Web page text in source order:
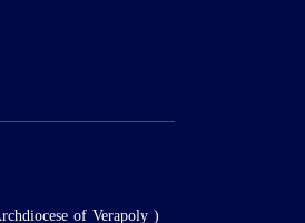
of Verapoly )